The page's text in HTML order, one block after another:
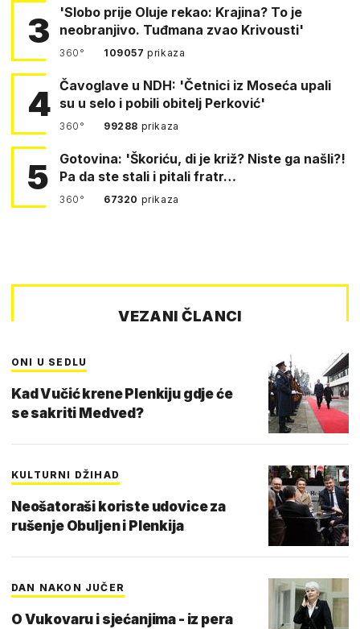
3
'Slobo prije Oluje rekao: Krajina? To je
neobranjivo. Tuđmana zvao Krivousti'
360° 109057prikaza
4 Čavoglave u NDH: 'Četnici iz Moseća upali
su u selo i pobili obitelj Perković'
360° 99288 prikaza
5
Gotovina: 'Škoriću, di je križ? Niste ga našli?!
Pa da ste stali i pitali fratr…
360° 67320 prikaza
VEZANI ČLANCI
ONI U SEDLU
Kad Vučić krene Plenkiju gdje će
se sakriti Medved?
KULTURNI DŽIHAD
Neošatoraši koriste udovice za
rušenje Obuljen i Plenkija
DAN NAKON JUČER
O Vukovaru i sjećanjima - iz pera